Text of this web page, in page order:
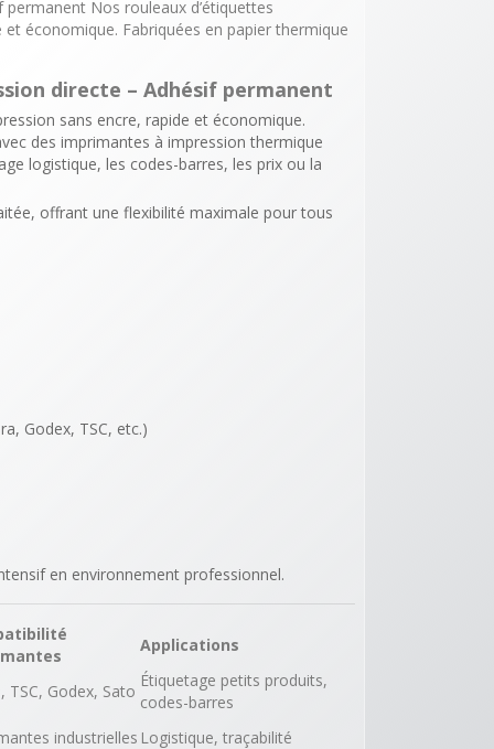
Nos rouleaux d’étiquettes
économique. Fabriquées en papier thermique
directe – Adhésif permanent
sans encre, rapide et économique.
des imprimantes à impression thermique
logistique, les codes-barres, les prix ou la
offrant une flexibilité maximale pour tous
Godex, TSC, etc.)
en environnement professionnel.
Applications
TSC, Godex, Sato
Étiquetage petits produits,
codes-barres
industrielles Logistique, traçabilité